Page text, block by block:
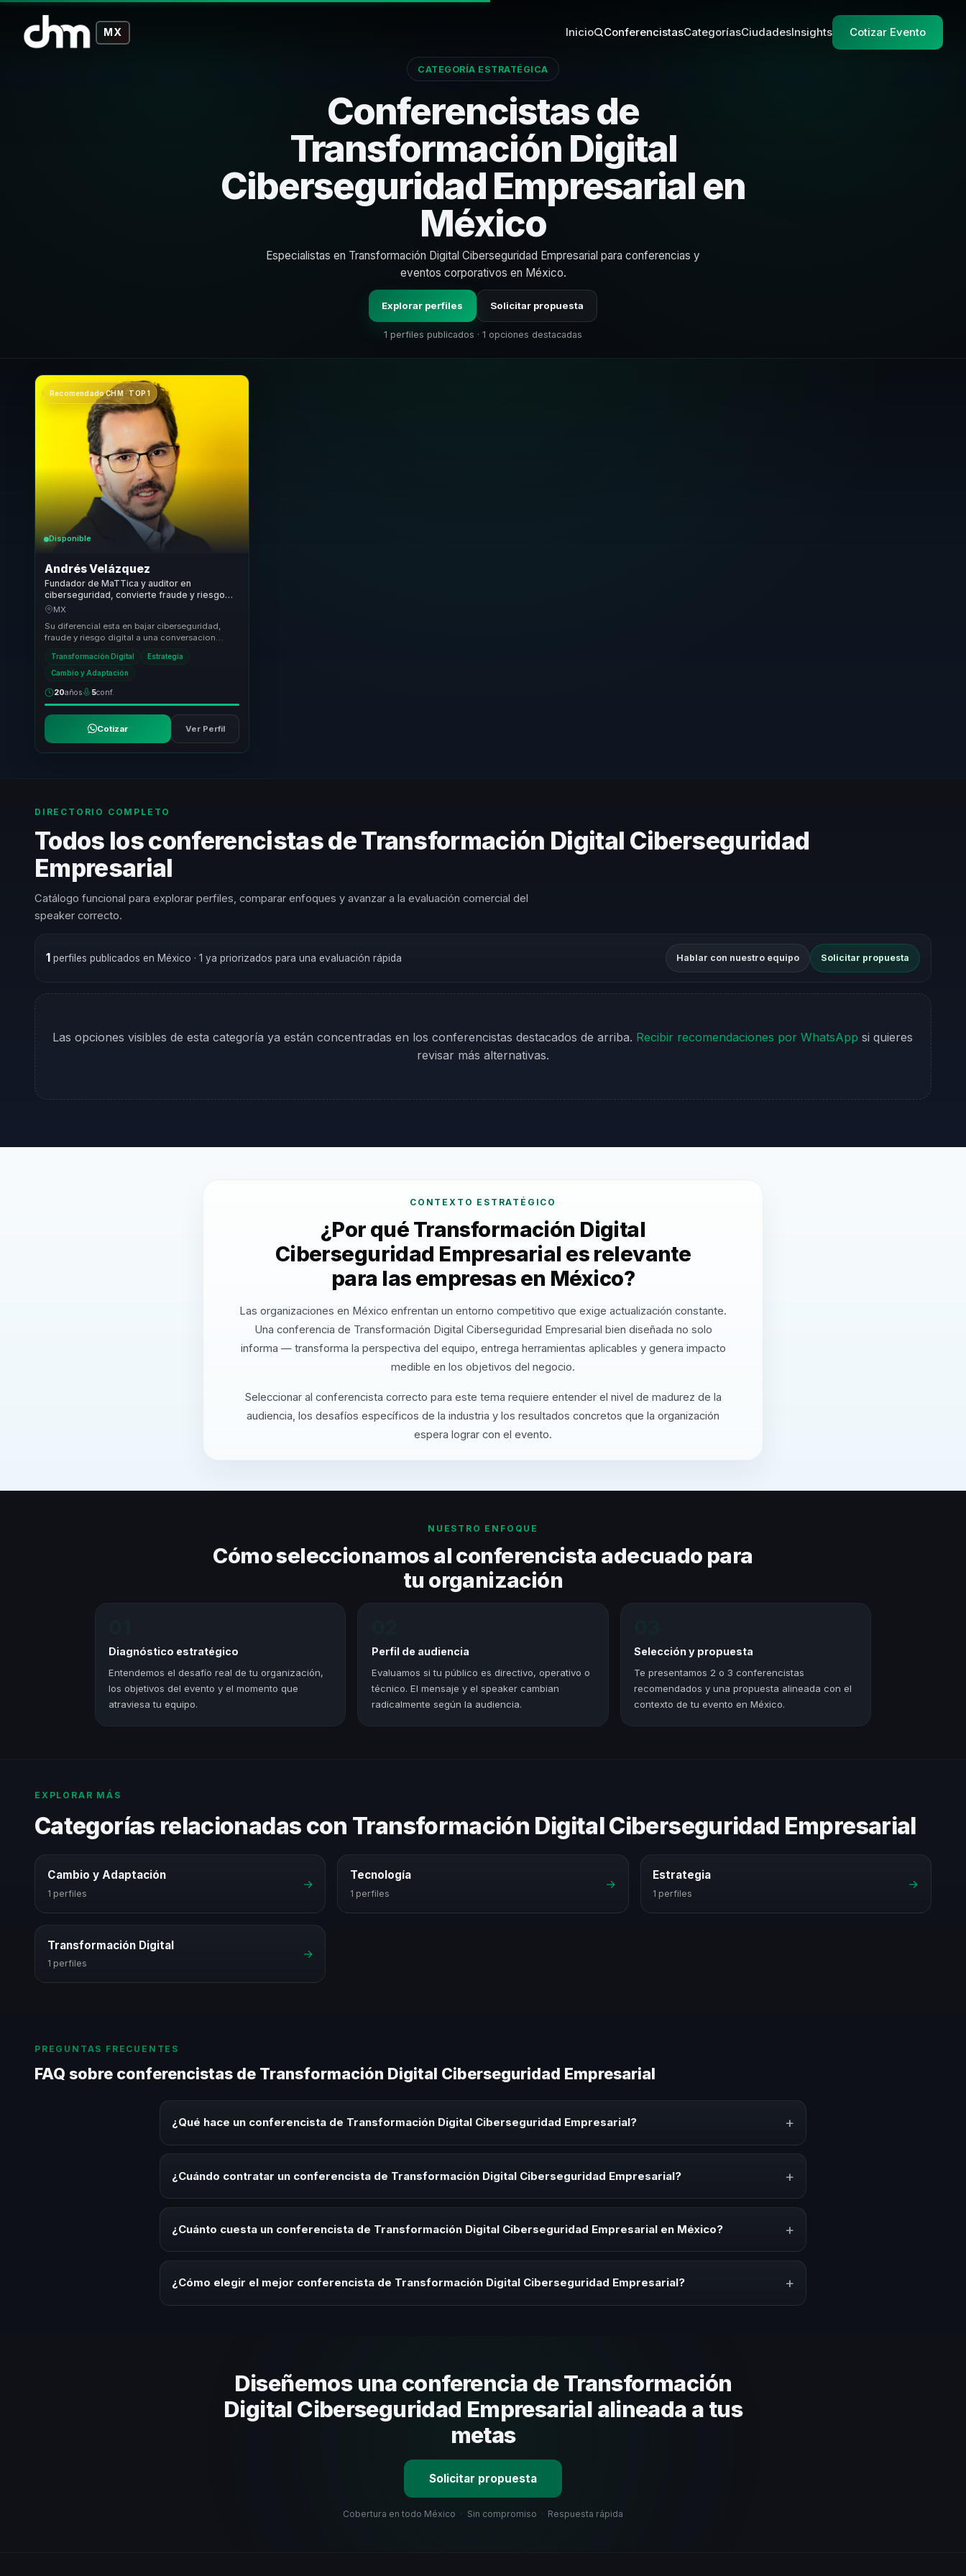
MX Inicio ConferencistasCategoríasCiudadesInsights Cotizar Evento
CATEGORÍA ESTRATÉGICA
Conferencistas de
Transformación Digital
Ciberseguridad Empresarial en
México
Especialistas en Transformación Digital Ciberseguridad Empresarial para conferencias y
eventos corporativos en México.
Explorar perfiles Solicitar propuesta
1 perfiles publicados · 1 opciones destacadas
Recomendado CHM · TOP 1
Disponible
Andrés Velázquez
Fundador de MaTTica y auditor en
ciberseguridad, convierte fraude y riesgo
digital en decisiones ejecutivas y estrategia
MX
Su diferencial esta en bajar ciberseguridad,
fraude y riesgo digital a una conversacion
Convier...
Transformación Digital Estrategia
Cambio y Adaptación
20años 5conf.
Cotizar Ver Perfil
DIRECTORIO COMPLETO
Todos los conferencistas de Transformación Digital Ciberseguridad
Empresarial
Catálogo funcional para explorar perfiles, comparar enfoques y avanzar a la evaluación comercial del
speaker correcto.
1 perfiles publicados en México · 1 ya priorizados para una evaluación rápida Hablar con nuestro equipo Solicitar propuesta
Las opciones visibles de esta categoría ya están concentradas en los conferencistas destacados de arriba. Recibir recomendaciones por WhatsApp si quieres
revisar más alternativas.
CONTEXTO ESTRATÉGICO
¿Por qué Transformación Digital
Ciberseguridad Empresarial es relevante
para las empresas en México?
Las organizaciones en México enfrentan un entorno competitivo que exige actualización constante.
Una conferencia de Transformación Digital Ciberseguridad Empresarial bien diseñada no solo
informa — transforma la perspectiva del equipo, entrega herramientas aplicables y genera impacto
medible en los objetivos del negocio.
Seleccionar al conferencista correcto para este tema requiere entender el nivel de madurez de la
audiencia, los desafíos específicos de la industria y los resultados concretos que la organización
espera lograr con el evento.
NUESTRO ENFOQUE
Cómo seleccionamos al conferencista adecuado para
tu organización
Diagnóstico estratégico
Entendemos el desafío real de tu organización,
los objetivos del evento y el momento que
atraviesa tu equipo.
Perfil de audiencia
Evaluamos si tu público es directivo, operativo o
técnico. El mensaje y el speaker cambian
radicalmente según la audiencia.
Selección y propuesta
Te presentamos 2 o 3 conferencistas
recomendados y una propuesta alineada con el
contexto de tu evento en México.
EXPLORAR MÁS
Categorías relacionadas con Transformación Digital Ciberseguridad Empresarial
Cambio y Adaptación
1 perfiles
→
Tecnología
1 perfiles
→
Estrategia
1 perfiles
→
Transformación Digital
1 perfiles
→
PREGUNTAS FRECUENTES
FAQ sobre conferencistas de Transformación Digital Ciberseguridad Empresarial
¿Qué hace un conferencista de Transformación Digital Ciberseguridad Empresarial? +
herramientas aplicables para la audiencia.
¿Cuándo contratar un conferencista de Transformación Digital Ciberseguridad Empresarial? +
temática.
¿Cuánto cuesta un conferencista de Transformación Digital Ciberseguridad Empresarial en México? +
¿Cómo elegir el mejor conferencista de Transformación Digital Ciberseguridad Empresarial? +
Diseñemos una conferencia de Transformación
Digital Ciberseguridad Empresarial alineada a tus
metas
Solicitar propuesta
Cobertura en todo México · Sin compromiso · Respuesta rápida